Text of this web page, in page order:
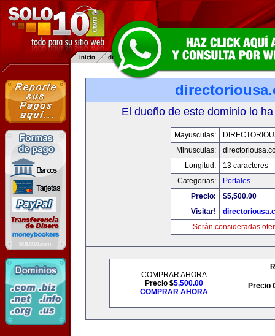
El dueño de este dominio lo
Mayusculas:
Minusculas:
Longitud:
13 caracteres
Categorias:
Portales
Precio:
$5,500.00
Visitar!
Serán consideradas
COMPRAR AHORA
Precio $5,500.00
COMPRAR AHORA
Precio